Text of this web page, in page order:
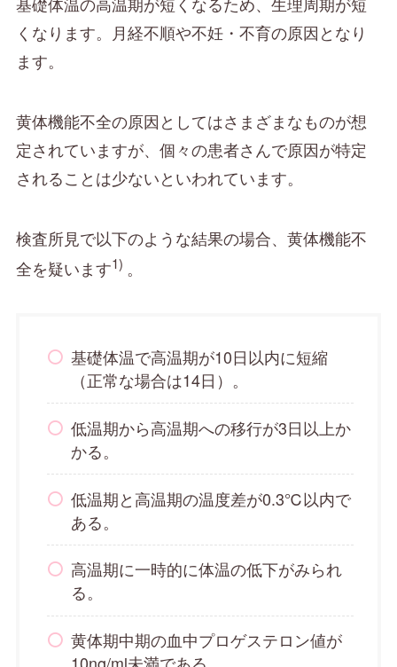
くなります。月経不順や不妊・不育の原因となり
ます。
黄体機能不全の原因としてはさまざまなものが想
定されていますが、個々の患者さんで原因が特定
されることは少ないといわれています。
検査所見で以下のような結果の場合、黄体機能不
全を疑います1) 。
基礎体温で高温期が10日以内に短縮
（正常な場合は14日）。
低温期から高温期への移行が3日以上か
かる。
低温期と高温期の温度差が0.3℃以内で
ある。
高温期に一時的に体温の低下がみられ
る。
黄体期中期の血中プロゲステロン値が